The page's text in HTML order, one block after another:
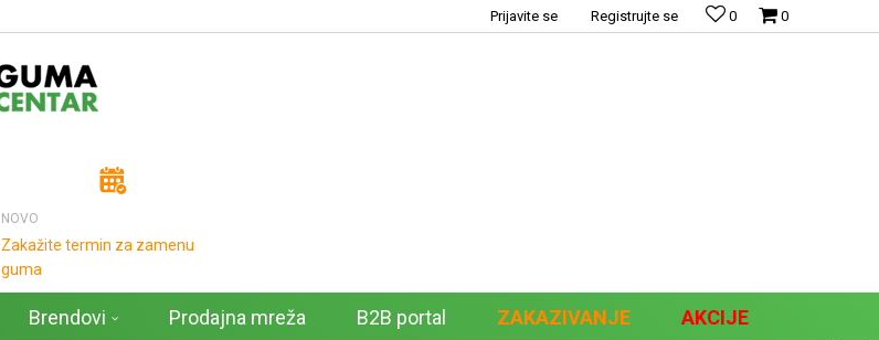
0
0
Prijavite se Registrujte se
NOVO
Zakažite termin za zamenu
guma
Brendovi Prodajna mreža B2B portal ZAKAZIVANJE AKCIJE